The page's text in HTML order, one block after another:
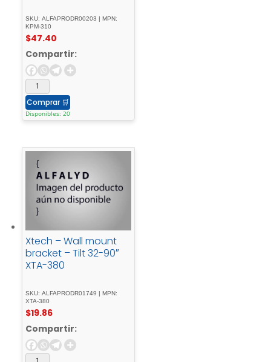
SKU: ALFAPRODR00203 | MPN:
KPM-310
$47.40
Compartir:
Comprar 🛒
Disponibles: 20
Xtech – Wall mount
bracket – Tilt 32-90″
XTA-380
SKU: ALFAPRODR01749 | MPN:
XTA-380
$19.86
Compartir: